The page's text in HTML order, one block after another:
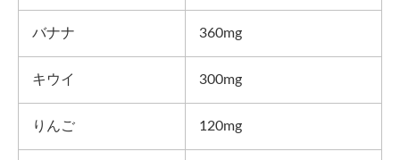
バナナ 360mg
キウイ 300mg
りんご 120mg